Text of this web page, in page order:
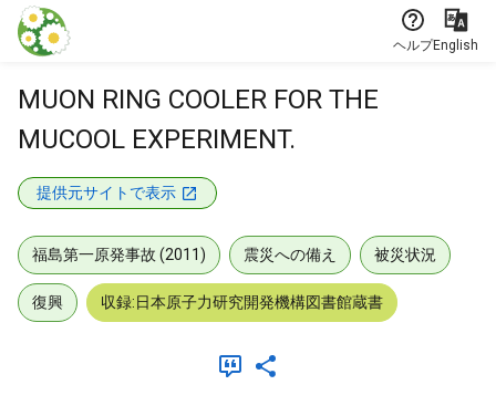
本文に飛ぶ
ヘルプEnglish
MUON RING COOLER FOR THE
MUCOOL EXPERIMENT.
提供元サイトで表示
福島第一原発事故 (2011) 震災への備え 被災状況
復興 収録:日本原子力研究開発機構図書館蔵書